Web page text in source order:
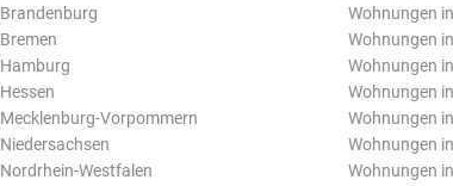
Brandenburg
Bremen
Hamburg
Hessen
Mecklenburg-Vorpommern
Niedersachsen
Nordrhein-Westfalen
Wohnungen
Wohnungen
Wohnungen
Wohnungen
Wohnungen
Wohnungen
Wohnungen